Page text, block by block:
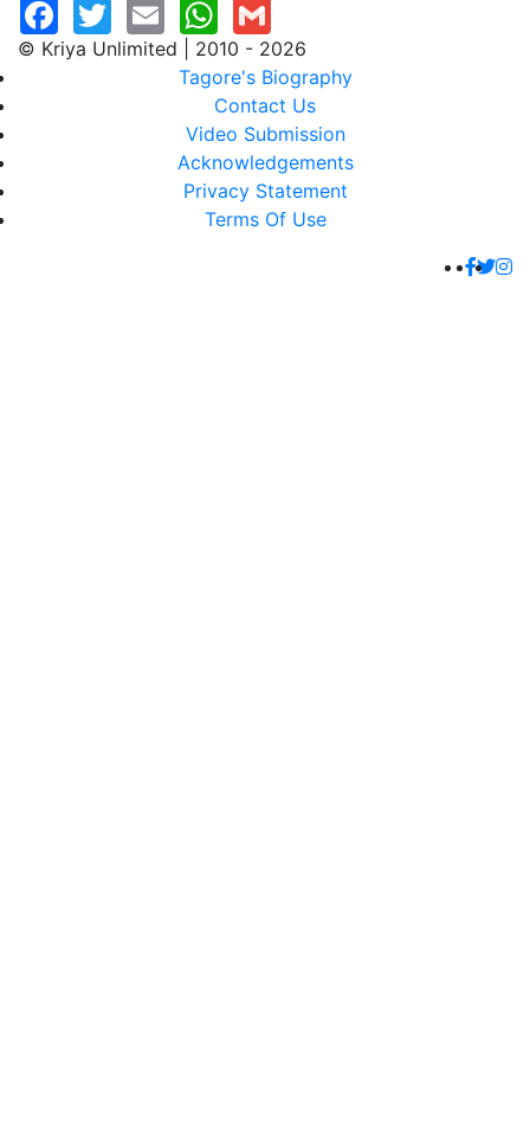
© Kriya Unlimited | 2010 - 2026
Tagore's Biography
Contact Us
Video Submission
Acknowledgements
Privacy Statement
Terms Of Use